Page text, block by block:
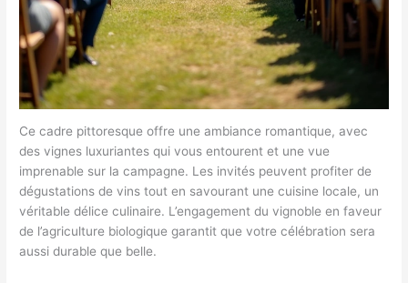
Ce cadre pittoresque offre une ambiance romantique, avec
des vignes luxuriantes qui vous entourent et une vue
imprenable sur la campagne. Les invités peuvent profiter de
dégustations de vins tout en savourant une cuisine locale, un
véritable délice culinaire. L’engagement du vignoble en faveur
de l’agriculture biologique garantit que votre célébration sera
aussi durable que belle.